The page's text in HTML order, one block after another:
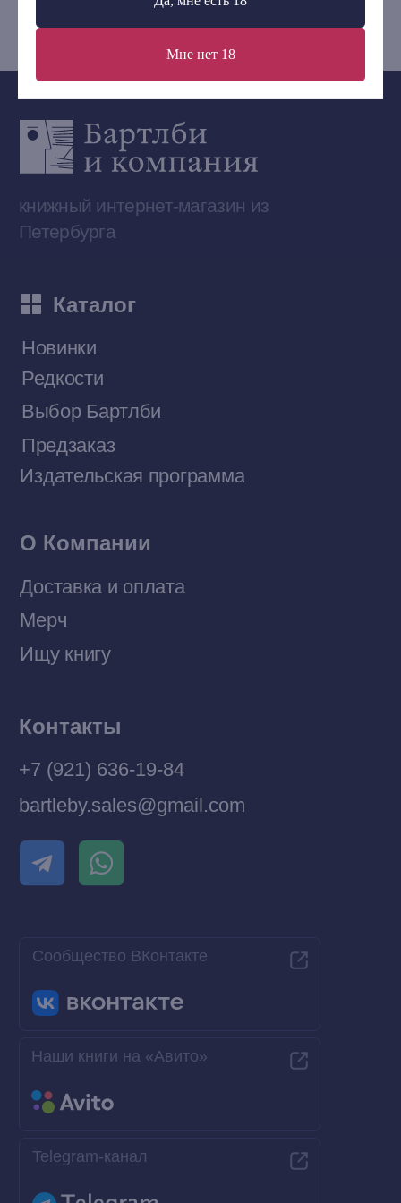
Мне нет 18
Договор оферты
Политика конфиденциальности